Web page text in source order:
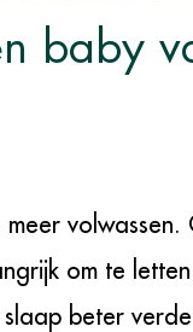
baby
volwassen.
om te
beter